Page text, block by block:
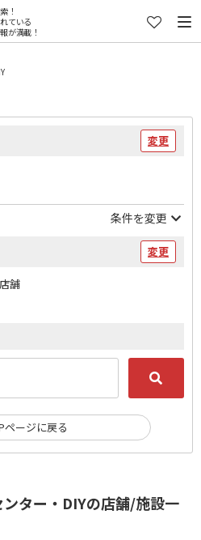
！
ている
が満載！
ター・DIYの店舗/施設一
変更
条件を変更
変更
舗
ページに戻る